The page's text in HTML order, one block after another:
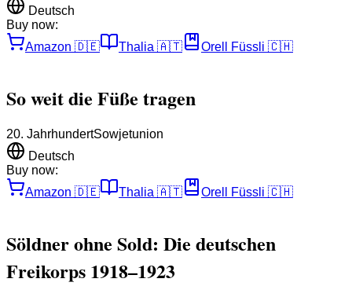
Deutsch
Buy now:
Amazon 🇩🇪 Thalia 🇦🇹 Orell Füssli 🇨🇭
So weit die Füße tragen
20. JahrhundertSowjetunion
Deutsch
Buy now:
Amazon 🇩🇪 Thalia 🇦🇹 Orell Füssli 🇨🇭
Söldner ohne Sold: Die deutschen
Freikorps 1918–1923